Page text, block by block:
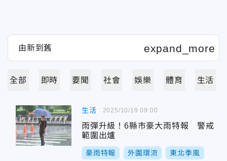
全部 即時 要聞 社會 娛樂 體育 生活
生活
雨彈升級！6縣市豪大雨特報 警戒
範圍出爐
豪雨特報 外圍環流 東北季風
2025/10/19 09:00